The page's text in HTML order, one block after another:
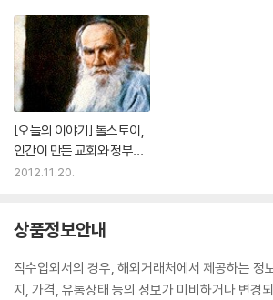
[오늘의 이야기] 톨스토이,
인간이 만든 교회와 정부를
비판하다
2012.11.20.
상품정보안내
직수입외서의 경우, 해외거래처에서 제공하는 정
지, 가격, 유통상태 등의 정보가 미비하거나 변경